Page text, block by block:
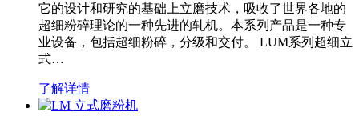
它的设计和研究的基础上立磨技术，吸收了世界各地的
超细粉碎理论的一种先进的轧机。本系列产品是一种专
业设备，包括超细粉碎，分级和交付。 LUM系列超细立
式…
了解详情